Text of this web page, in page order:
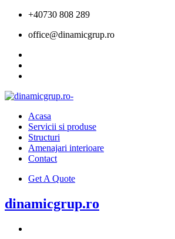
+40730 808 289
office@dinamicgrup.ro
Acasa
Servicii si produse
Structuri
Amenajari interioare
Contact
Get A Quote
dinamicgrup.ro